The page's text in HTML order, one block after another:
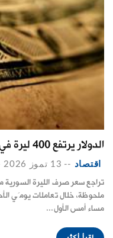
الدولار يرتفع 400 ليرة في يومين
اقتصاد -- 13 تموز 2026
تراجع سعر صرف الليرة السورية
مساء أمس الأول...